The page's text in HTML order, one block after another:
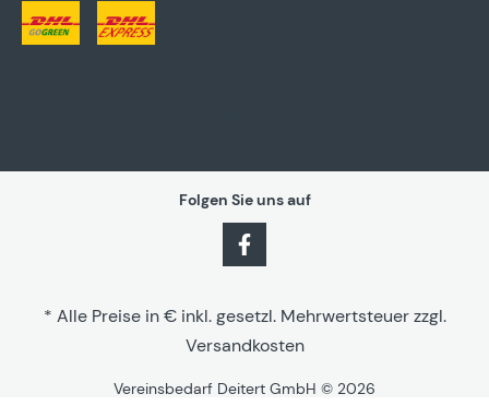
Folgen Sie uns auf
* Alle Preise in € inkl. gesetzl. Mehrwertsteuer zzgl.
Versandkosten
Vereinsbedarf Deitert GmbH © 2026